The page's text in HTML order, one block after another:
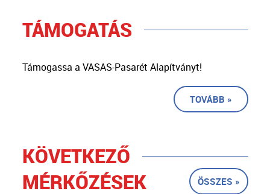
TÁMOGATÁS
Támogassa a VASAS-Pasarét Alapítványt!
TOVÁBB »
KÖVETKEZŐ
MÉRKŐZÉSEK
ÖSSZES »